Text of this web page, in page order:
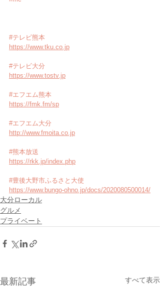
#テレビ熊本
https://www.tku.co.jp
#テレビ大分
https://www.tostv.jp
#エフエム熊本
https://fmk.fm/sp
#エフエム大分
http://www.fmoita.co.jp
#熊本放送
https://rkk.jp/index.php
#豊後大野市ふるさと大使
https://www.bungo-ohno.jp/docs/2020080500014/
大分ローカル
グルメ
プライベート
最新記事 すべて表示